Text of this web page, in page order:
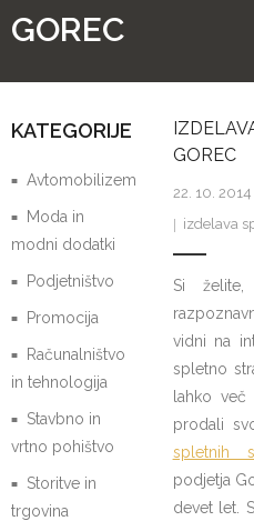
GOREC
GOREC
22. 10. 2014
izdelava
Si
vidni na
spletno
lahko
prodali
spletnih
podjetja
devet let.
KATEGORIJE
Avtomobilizem
Moda in
modni dodatki
Podjetništvo
Promocija
Računalništvo
in tehnologija
Stavbno in
vrtno pohištvo
Storitve in
trgovina